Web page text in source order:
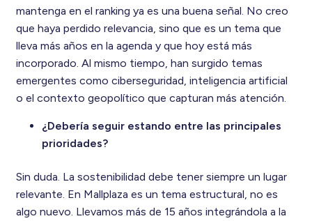
mantenga en el ranking ya es una buena señal. No creo
que haya perdido relevancia, sino que es un tema que
lleva más años en la agenda y que hoy está más
incorporado. Al mismo tiempo, han surgido temas
emergentes como ciberseguridad, inteligencia artificial
o el contexto geopolítico que capturan más atención.
¿Debería seguir estando entre las principales
prioridades?
Sin duda. La sostenibilidad debe tener siempre un lugar
relevante. En Mallplaza es un tema estructural, no es
algo nuevo. Llevamos más de 15 años integrándola a la